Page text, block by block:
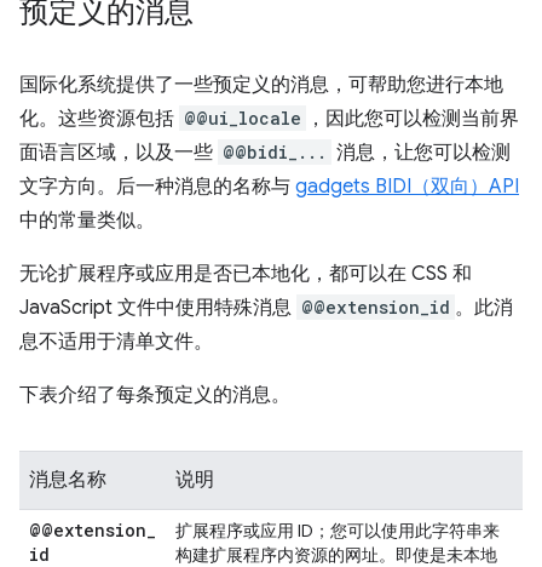
预定义的消息
国际化系统提供了一些预定义的消息，可帮助您进行本地
化。这些资源包括 @@ui_locale
，因此您可以检测当前界
面语言区域，以及一些 @@bidi_... 消息，让您可以检测
文字方向。后一种消息的名称与 gadgets BIDI（双向）API
中的常量类似。
无论扩展程序或应用是否已本地化，都可以在 CSS 和
JavaScript 文件中使用特殊消息 @@extension_id 。此消
息不适用于清单文件。
下表介绍了每条预定义的消息。
消息名称 说明
@@extension_
id
扩展程序或应用 ID；您可以使用此字符串来
构建扩展程序内资源的网址。即使是未本地